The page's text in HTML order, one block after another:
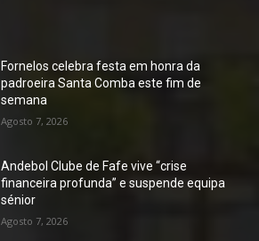
Fornelos celebra festa em honra da
padroeira Santa Comba este fim de
semana
Agosto 7, 2026
Andebol Clube de Fafe vive “crise
financeira profunda” e suspende equipa
sénior
Agosto 7, 2026